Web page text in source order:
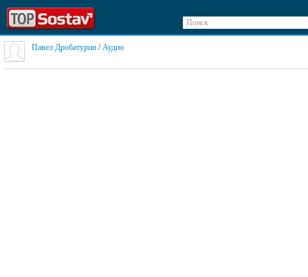
Поиск
Павел Дробатурин /Аудио